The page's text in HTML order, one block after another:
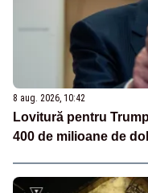
8 aug. 2026, 10:42
Lovitură pentru
400 de milioane de